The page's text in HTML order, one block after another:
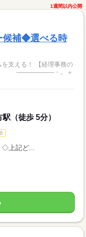
1週間以内公開
候補◆選べる時
――――――・。＋
（徒歩 5分）
◇上記ど...